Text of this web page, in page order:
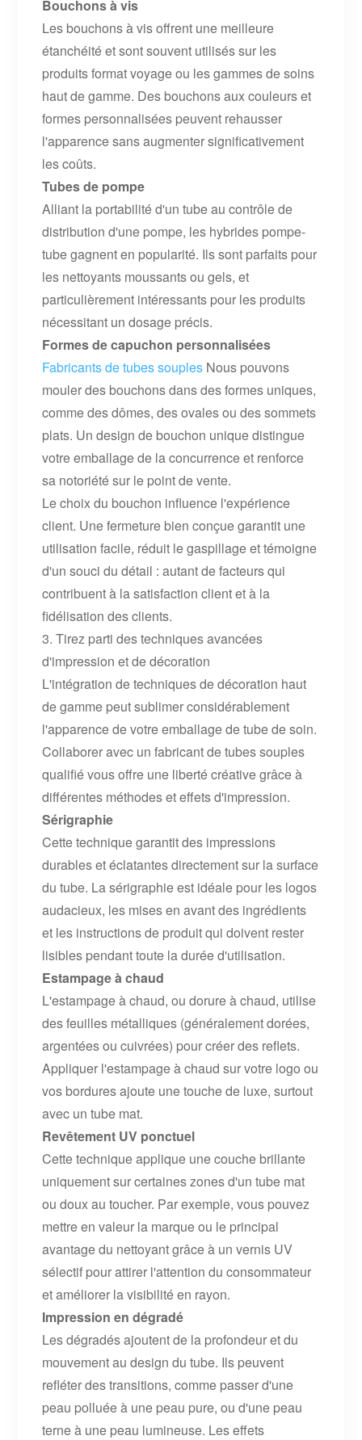
Bouchons à vis
Les bouchons à vis offrent une meilleure
étanchéité et sont souvent utilisés sur les
produits format voyage ou les gammes de soins
haut de gamme. Des bouchons aux couleurs et
formes personnalisées peuvent rehausser
l'apparence sans augmenter significativement
les coûts.
Tubes de pompe
Alliant la portabilité d'un tube au contrôle de
distribution d'une pompe, les hybrides pompe-
tube gagnent en popularité. Ils sont parfaits pour
les nettoyants moussants ou gels, et
particulièrement intéressants pour les produits
nécessitant un dosage précis.
Formes de capuchon personnalisées
Fabricants de tubes souples Nous pouvons
mouler des bouchons dans des formes uniques,
comme des dômes, des ovales ou des sommets
plats. Un design de bouchon unique distingue
votre emballage de la concurrence et renforce
sa notoriété sur le point de vente.
Le choix du bouchon influence l'expérience
client. Une fermeture bien conçue garantit une
utilisation facile, réduit le gaspillage et témoigne
d'un souci du détail : autant de facteurs qui
contribuent à la satisfaction client et à la
fidélisation des clients.
3. Tirez parti des techniques avancées
d'impression et de décoration
L'intégration de techniques de décoration haut
de gamme peut sublimer considérablement
l'apparence de votre emballage de tube de soin.
Collaborer avec un fabricant de tubes souples
qualifié vous offre une liberté créative grâce à
différentes méthodes et effets d'impression.
Sérigraphie
Cette technique garantit des impressions
durables et éclatantes directement sur la surface
du tube. La sérigraphie est idéale pour les logos
audacieux, les mises en avant des ingrédients
et les instructions de produit qui doivent rester
lisibles pendant toute la durée d'utilisation.
Estampage à chaud
L'estampage à chaud, ou dorure à chaud, utilise
des feuilles métalliques (généralement dorées,
argentées ou cuivrées) pour créer des reflets.
Appliquer l'estampage à chaud sur votre logo ou
vos bordures ajoute une touche de luxe, surtout
avec un tube mat.
Revêtement UV ponctuel
Cette technique applique une couche brillante
uniquement sur certaines zones d'un tube mat
ou doux au toucher. Par exemple, vous pouvez
mettre en valeur la marque ou le principal
avantage du nettoyant grâce à un vernis UV
sélectif pour attirer l'attention du consommateur
et améliorer la visibilité en rayon.
Impression en dégradé
Les dégradés ajoutent de la profondeur et du
mouvement au design du tube. Ils peuvent
refléter des transitions, comme passer d'une
peau polluée à une peau pure, ou d'une peau
terne à une peau lumineuse. Les effets